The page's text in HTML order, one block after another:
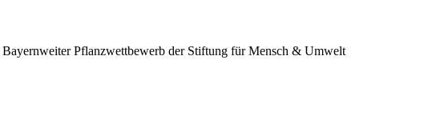
Bayernweiter Pflanzwettbewerb der Stiftung für Mensch & Umwelt